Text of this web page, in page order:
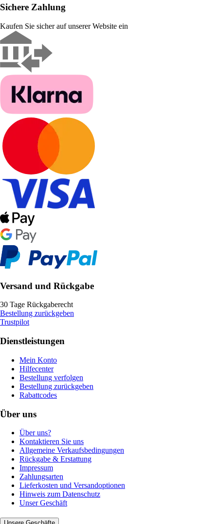
Sichere Zahlung
Kaufen Sie sicher auf unserer Website ein
Versand und Rückgabe
30 Tage Rückgaberecht
Bestellung zurückgeben
Trustpilot
Dienstleistungen
Mein Konto
Hilfecenter
Bestellung verfolgen
Bestellung zurückgeben
Rabattcodes
Über uns
Über uns?
Kontaktieren Sie uns
Allgemeine Verkaufsbedingungen
Rückgabe & Erstattung
Impressum
Zahlungsarten
Lieferkosten und Versandoptionen
Hinweis zum Datenschutz
Unser Geschäft